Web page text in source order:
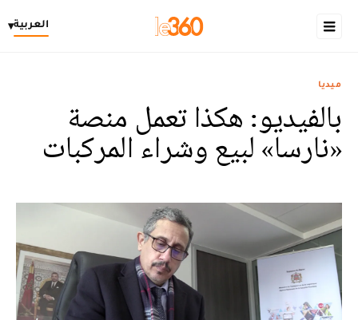
العربية▾
ميديا
بالفيديو: هكذا تعمل منصة
«نارسا» لبيع وشراء المركبات